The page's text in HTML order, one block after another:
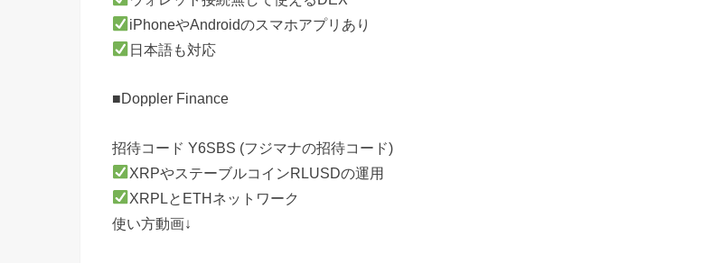
iPhoneやAndroidのスマホアプリあり
日本語も対応
■Doppler Finance
招待コード Y6SBS (フジマナの招待コード)
XRPやステーブルコインRLUSDの運用
XRPLとETHネットワーク
使い方動画↓